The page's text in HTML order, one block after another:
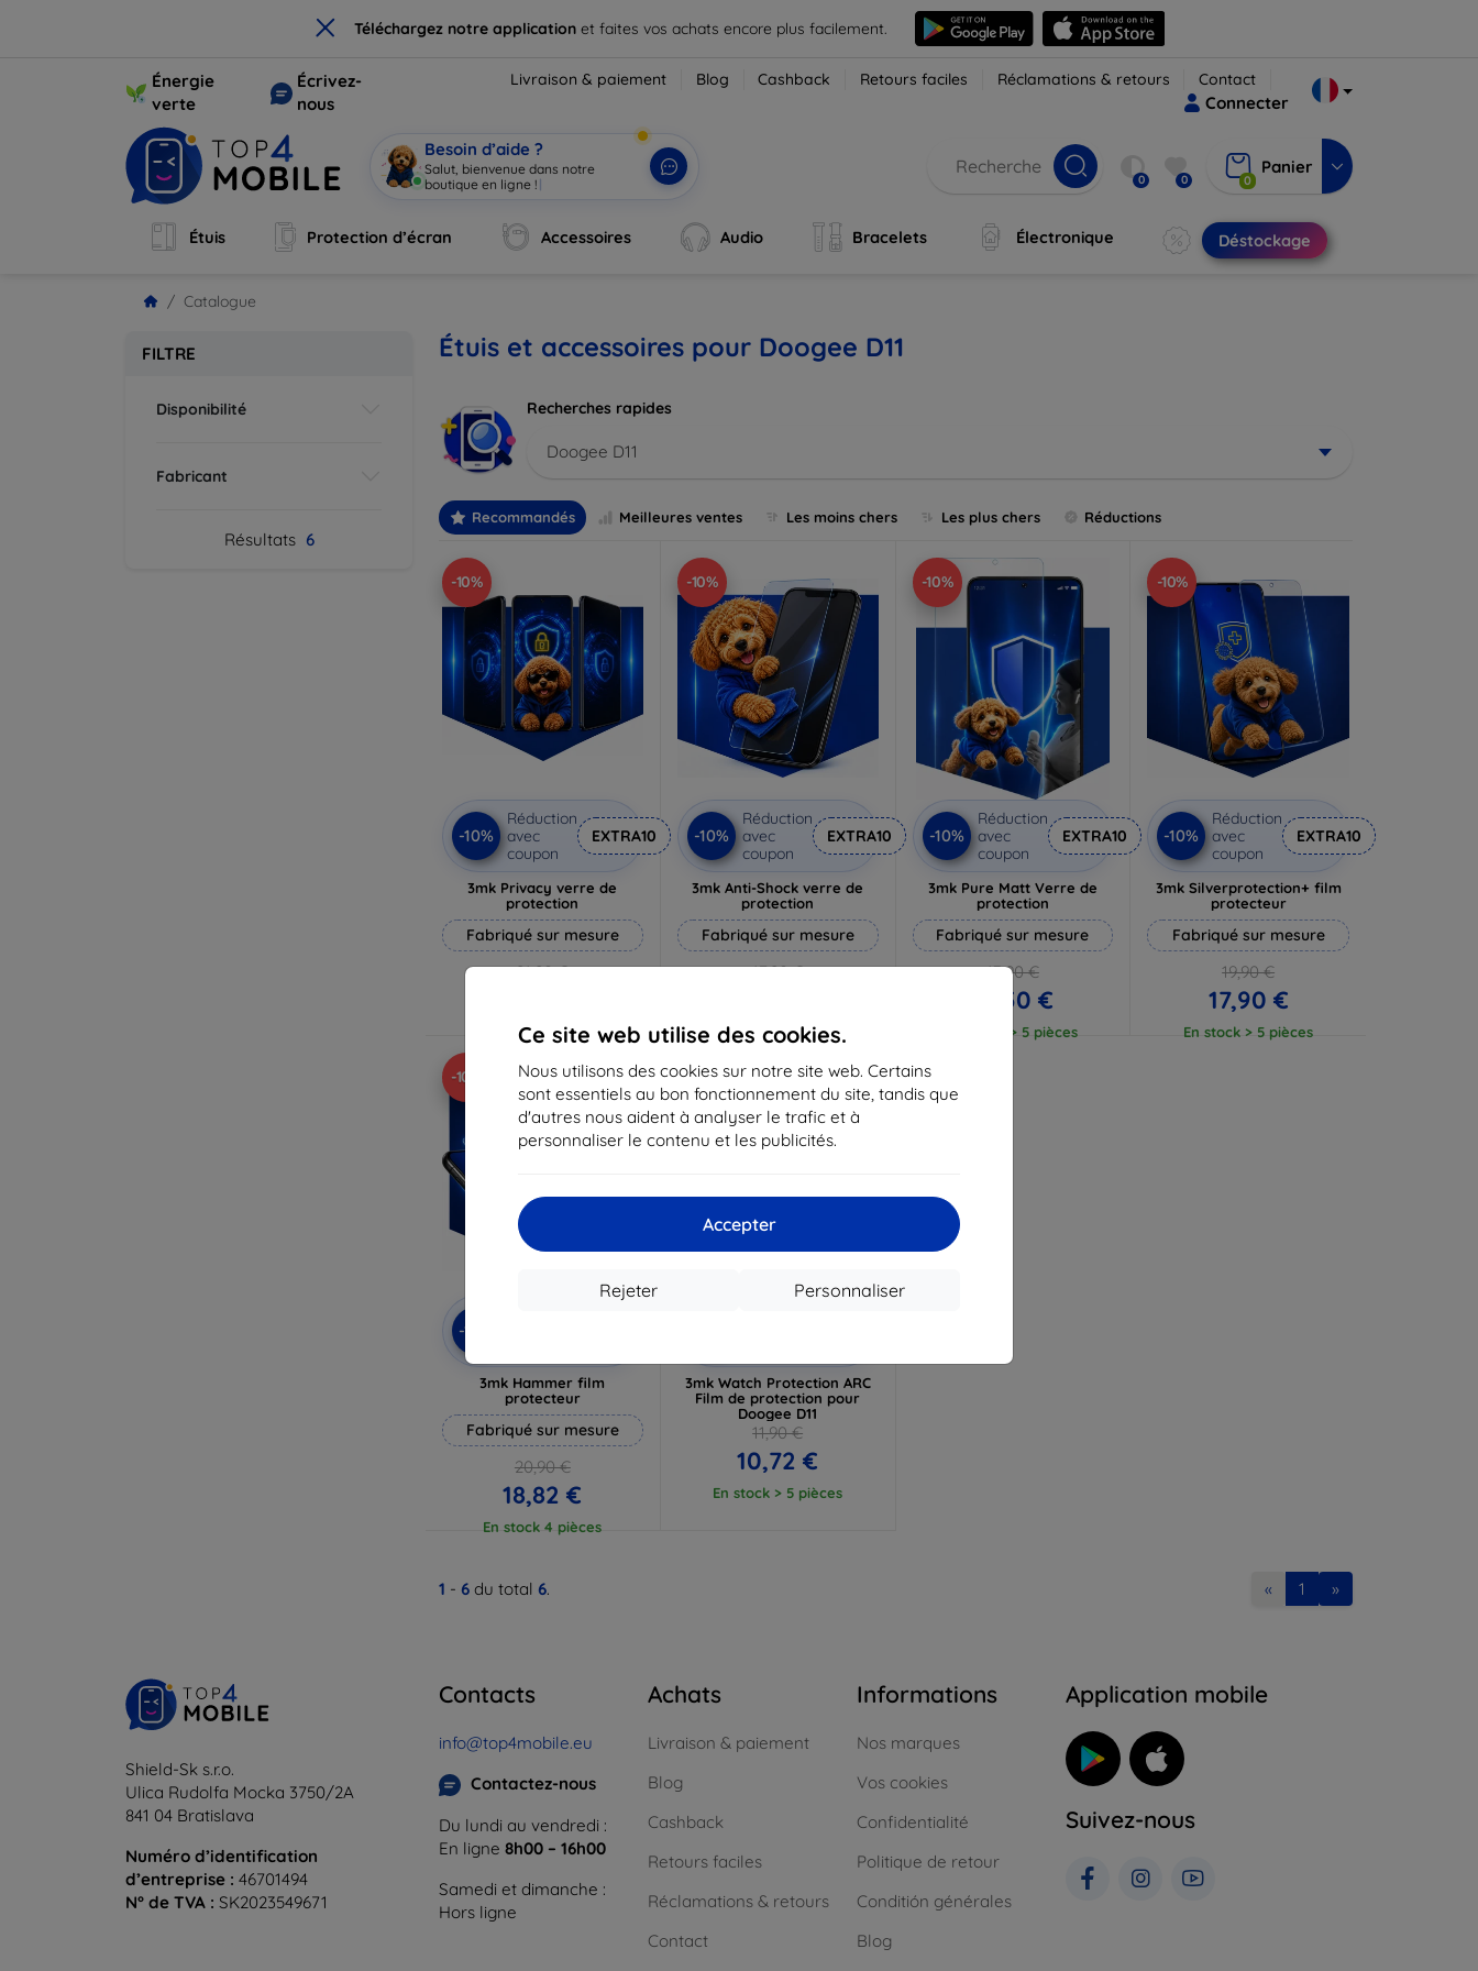
× Téléchargez notre application et faites vos achats encore plus facilement.
Ce site web utilise des cookies.
Nous utilisons des cookies sur notre site web. Certains
sont essentiels au bon fonctionnement du site, tandis que
d'autres nous aident à analyser le trafic et à
personnaliser le contenu et les publicités.
Accepter
Personnaliser
Rejeter
Énergie
verte
Écrivez-
nous
Livraison & paiement Blog Cashback Retours faciles Réclamations & retours Contact
Connecter
Besoin d’aide ?
Salut, bienvenue dans notre
boutique en ligne ! | 0 0 0
Panier
Étuis Protection d’écran Accessoires Audio Bracelets Électronique Déstockage
Catalogue
FILTRE
Disponibilité
Fabricant
Résultats 6
Étuis et accessoires pour Doogee D11
Recherches rapides
Doogee D11
Recommandés Meilleures ventes Les moins chers Les plus chers Réductions
-10%
-10%
Réduction
avec
coupon
EXTRA10
3mk Privacy verre de
protection
Fabriqué sur mesure
21,90 €
En stock 3 pièces
-10%
-10%
Réduction
avec
coupon
EXTRA10
3mk Anti-Shock verre de
protection
Fabriqué sur mesure
17,90 €
En stock > 5 pièces
-10%
-10%
Réduction
avec
coupon
EXTRA10
3mk Pure Matt Verre de
protection
Fabriqué sur mesure
13,90 €
12,50 €
En stock > 5 pièces
-10%
-10%
Réduction
avec
coupon
EXTRA10
3mk Silverprotection+ film
protecteur
Fabriqué sur mesure
19,90 €
17,90 €
En stock > 5 pièces
-10%
-10%
3mk Hammer film
protecteur
Fabriqué sur mesure
20,90 €
18,82 €
En stock 4 pièces
-10%
3mk Watch Protection ARC
Film de protection pour
Doogee D11
11,90 €
10,72 €
En stock > 5 pièces
1 - 6 du total 6. « 1 »
Shield-Sk s.r.o.
Ulica Rudolfa Mocka 3750/2A
841 04 Bratislava
Numéro d’identification
d’entreprise : 46701494
N° de TVA : SK2023549671
Contacts
info@top4mobile.eu
Contactez-nous
Du lundi au vendredi :
En ligne 8h00 – 16h00
Samedi et dimanche :
Hors ligne
Achats
Livraison & paiement
Blog
Cashback
Retours faciles
Réclamations & retours
Contact
Informations
Nos marques
Vos cookies
Confidentialité
Politique de retour
Conditión générales
Blog
Application mobile
Suivez-nous